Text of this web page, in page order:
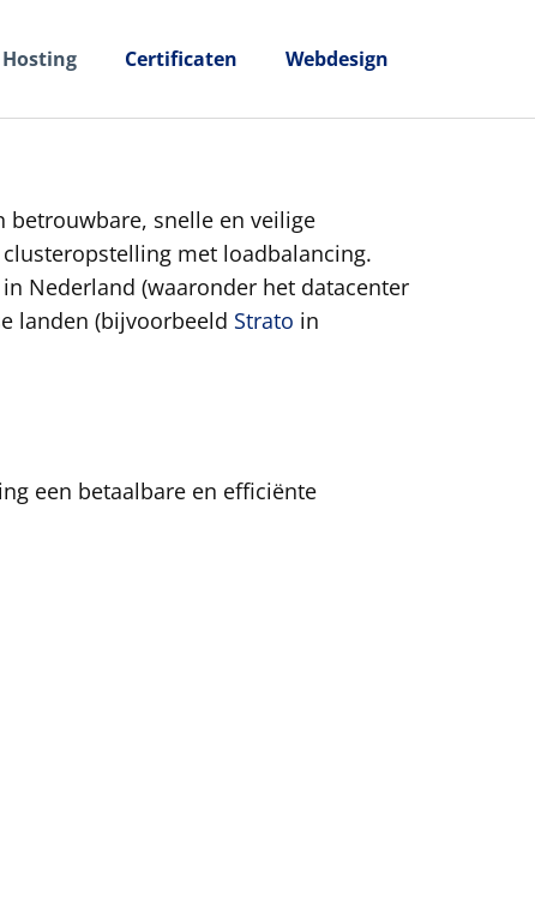
Hosting Certificaten Webdesign
betrouwbare, snelle en veilige
met loadbalancing.
Nederland (waaronder het datacenter
landen (bijvoorbeeld Strato in
een betaalbare en efficiënte